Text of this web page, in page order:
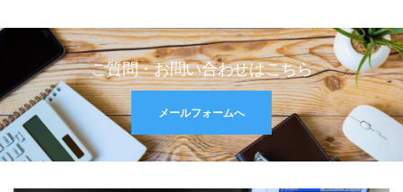
ご質問・お問い合わせはこちら
メールフォームへ